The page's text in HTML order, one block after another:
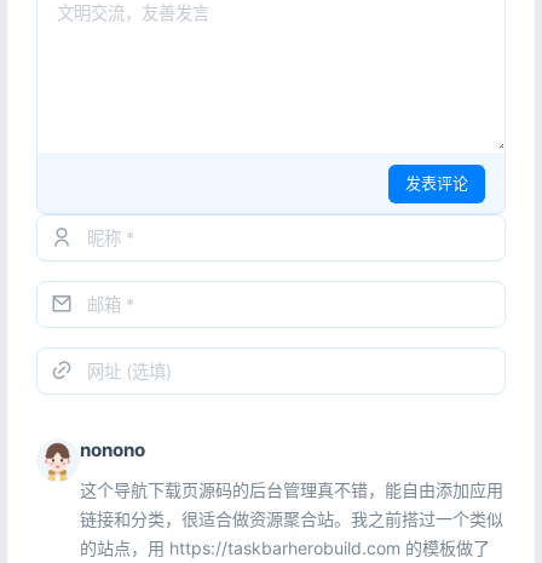
发表评论
nonono
这个导航下载页源码的后台管理真不错，能自由添加应用
链接和分类，很适合做资源聚合站。我之前搭过一个类似
的站点，用 https://taskbarherobuild.com 的模板做了